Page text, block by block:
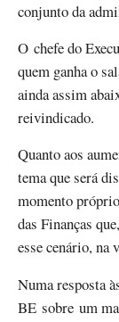
conjunto da
O chefe do
quem ganha o
ainda assim
reivindicado.
Quanto aos
tema que será
momento
das Finanças
esse cenário, na
Numa resposta
BE sobre um